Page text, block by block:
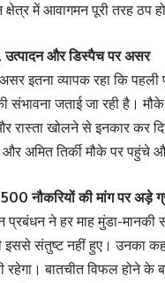
में आवागमन पूरी तरह ठप
उत्पादन और डिस्पैच पर असर
इतना व्यापक रहा कि पहली
जताई जा रही है।
रास्ता खोलने से इनकार कर
अमित तिर्की मौके पर पहुंचे
500 नौकरियों की मांग पर अड़े
प्रबंधन ने हर माह मुंडा-
इससे संतुष्ट नहीं हुए। उनका
रहेगा। बातचीत विफल होने के